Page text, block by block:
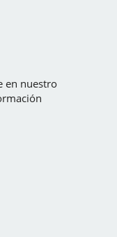
en nuestro